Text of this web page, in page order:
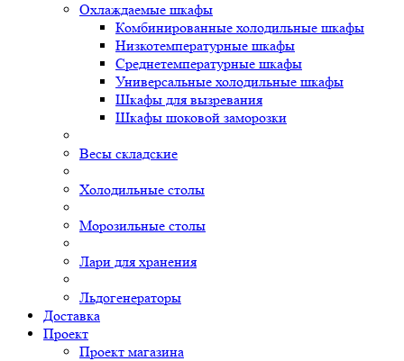
Охлаждаемые шкафы
Комбинированные холодильные шкафы
Низкотемпературные шкафы
Среднетемпературные шкафы
Универсальные холодильные шкафы
Шкафы для вызревания
Шкафы шоковой заморозки
Весы складские
Холодильные столы
Морозильные столы
Лари для хранения
Льдогенераторы
Доставка
Проект
Проект магазина